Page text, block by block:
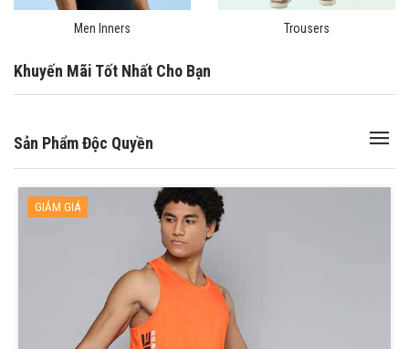
Men Inners Trousers
Khuyến Mãi Tốt Nhất Cho Bạn
Sản Phẩm Độc Quyền
GIẢM GIÁ